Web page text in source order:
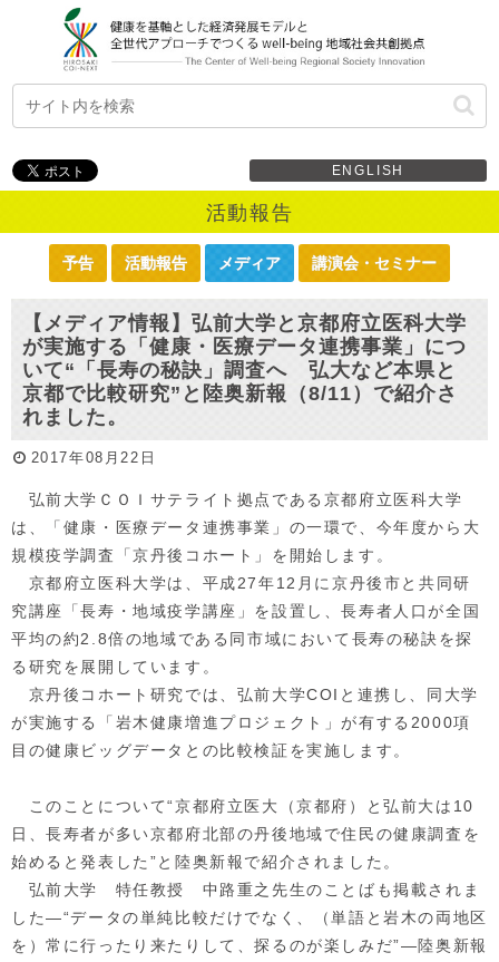
ENGLISH
活動報告
予告 活動報告 メディア 講演会・セミナー
【メディア情報】弘前大学と京都府立医科大学
が実施する「健康・医療データ連携事業」につ
いて“「長寿の秘訣」調査へ 弘大など本県と
京都で比較研究”と陸奥新報（8/11）で紹介さ
れました。
2017年08月22日
弘前大学ＣＯＩサテライト拠点である京都府立医科大学
は、「健康・医療データ連携事業」の一環で、今年度から大
規模疫学調査「京丹後コホート」を開始します。
京都府立医科大学は、平成27年12月に京丹後市と共同研
究講座「長寿・地域疫学講座」を設置し、長寿者人口が全国
平均の約2.8倍の地域である同市域において長寿の秘訣を探
る研究を展開しています。
京丹後コホート研究では、弘前大学COIと連携し、同大学
が実施する「岩木健康増進プロジェクト」が有する2000項
目の健康ビッグデータとの比較検証を実施します。
このことについて“京都府立医大（京都府）と弘前大は10
日、長寿者が多い京都府北部の丹後地域で住民の健康調査を
始めると発表した”と陸奥新報で紹介されました。
弘前大学 特任教授 中路重之先生のことばも掲載されま
した―“データの単純比較だけでなく、（単語と岩木の両地区
を）常に行ったり来たりして、探るのが楽しみだ”―陸奥新報